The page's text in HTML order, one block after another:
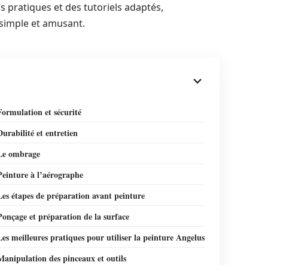
pratiques et des tutoriels adaptés,
et amusant.
et sécurité
et entretien
ombrage
à l’aérographe
étapes de préparation avant peinture
et préparation de la surface
meilleures pratiques pour utiliser la peinture Angelus
des pinceaux et outils